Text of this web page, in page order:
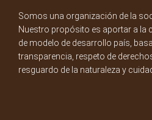
Somos una organización de la
Nuestro propósito es aportar a la
de modelo de desarrollo país,
transparencia, respeto de
resguardo de la naturaleza y